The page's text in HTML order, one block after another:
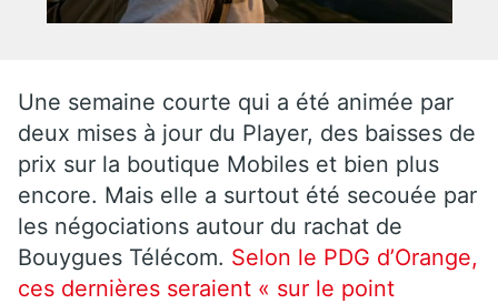
Une semaine courte qui a été animée par
deux mises à jour du Player, des baisses de
prix sur la boutique Mobiles et bien plus
encore. Mais elle a surtout été secouée par
les négociations autour du rachat de
Bouygues Télécom. Selon le PDG d’Orange,
ces dernières seraient « sur le point